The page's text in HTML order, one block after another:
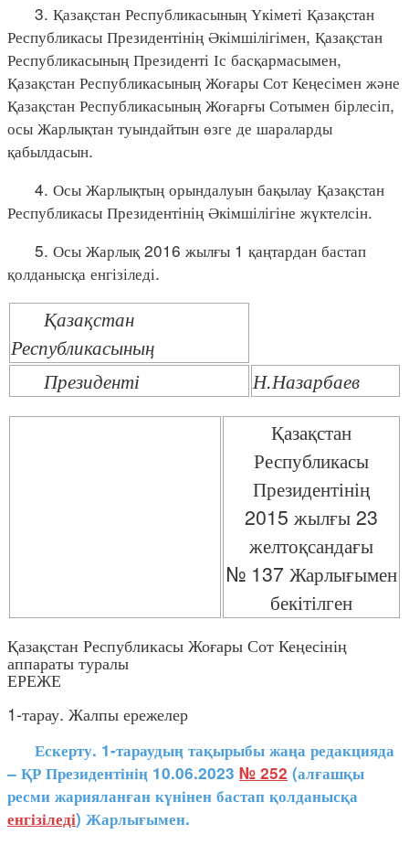
3. Қазақстан Республикасының Үкіметі Қазақстан
Республикасы Президентінің Әкімшілігімен, Қазақстан
Республикасының Президенті Іс басқармасымен,
Қазақстан Республикасының Жоғары Сот Кеңесімен және
Қазақстан Республикасының Жоғарғы Сотымен бірлесіп,
осы Жарлықтан туындайтын өзге де шараларды
қабылдасын.
4. Осы Жарлықтың орындалуын бақылау Қазақстан
Республикасы Президентінің Әкімшілігіне жүктелсін.
5. Осы Жарлық 2016 жылғы 1 қаңтардан бастап
қолданысқа енгізіледі.
Қазақстан
Республикасының
Президенті
Н.Назарбаев
Қазақстан
Республикасы
Президентінің
2015 жылғы 23
желтоқсандағы
№ 137 Жарлығымен
бекітілген
Қазақстан Республикасы Жоғары Сот Кеңесінің
аппараты туралы
ЕРЕЖЕ
1-тарау. Жалпы ережелер
Ескерту. 1-тараудың тақырыбы жаңа редакцияда
– ҚР Президентінің 10.06.2023 № 252 (алғашқы
ресми жарияланған күнінен бастап қолданысқа
енгізіледі) Жарлығымен.